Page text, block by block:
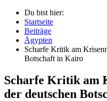
Du bist hier:
Startseite
Beiträge
Ägypten
Scharfe Kritik am
Botschaft in Kairo
Scharfe Kritik am
der deutschen